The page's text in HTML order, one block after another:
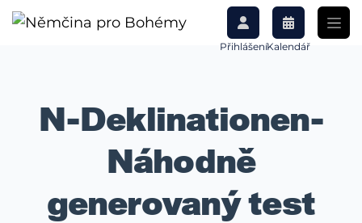
PřihlášeníKalendář
N-Deklinationen-
Náhodně
generovaný test